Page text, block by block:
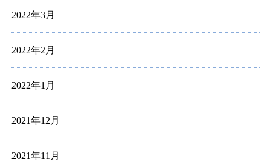
2022年3月
2022年2月
2022年1月
2021年12月
2021年11月